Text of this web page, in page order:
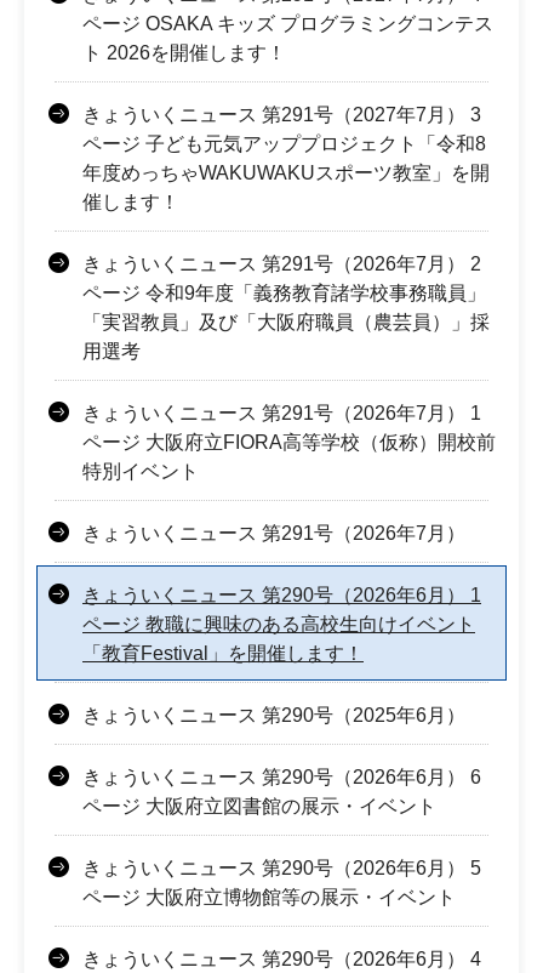
ページ OSAKA キッズ プログラミングコンテス
ト 2026を開催します！
きょういくニュース 第291号（2027年7月） 3
ページ 子ども元気アッププロジェクト「令和8
年度めっちゃWAKUWAKUスポーツ教室」を開
催します！
きょういくニュース 第291号（2026年7月） 2
ページ 令和9年度「義務教育諸学校事務職員」
「実習教員」及び「大阪府職員（農芸員）」採
用選考
きょういくニュース 第291号（2026年7月） 1
ページ 大阪府立FIORA高等学校（仮称）開校前
特別イベント
きょういくニュース 第291号（2026年7月）
きょういくニュース 第290号（2026年6月） 1
ページ 教職に興味のある高校生向けイベント
「教育Festival」を開催します！
きょういくニュース 第290号（2025年6月）
きょういくニュース 第290号（2026年6月） 6
ページ 大阪府立図書館の展示・イベント
きょういくニュース 第290号（2026年6月） 5
ページ 大阪府立博物館等の展示・イベント
きょういくニュース 第290号（2026年6月） 4